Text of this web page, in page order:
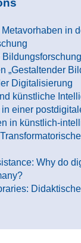
in
„Gestaltender
Digitalisierung
künstliche
in einer
in künstlich-
Why do